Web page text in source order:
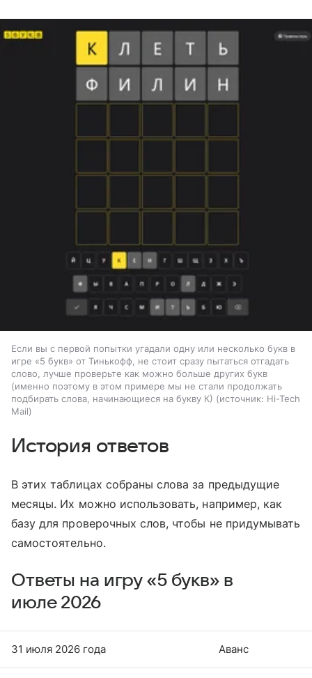
Если вы с первой попытки угадали одну или несколько букв в
игре «5 букв» от Тинькофф, не стоит сразу пытаться отгадать
слово, лучше проверьте как можно больше других букв
(именно поэтому в этом примере мы не стали продолжать
подбирать слова, начинающиеся на букву К)
источник: Hi-Tech
Mail
История ответов
В этих таблицах собраны слова за предыдущие
месяцы. Их можно использовать, например, как
базу для проверочных слов, чтобы не придумывать
самостоятельно.
Ответы на игру «5 букв» в
июле 2026
31 июля 2026 года Аванс